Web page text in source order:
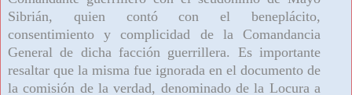
Sibrián, quien contó con el beneplácito,
consentimiento y complicidad de la Comandancia
General de dicha facción guerrillera. Es importante
resaltar que la misma fue ignorada en el documento de
la comisión de la verdad, denominado de la Locura a